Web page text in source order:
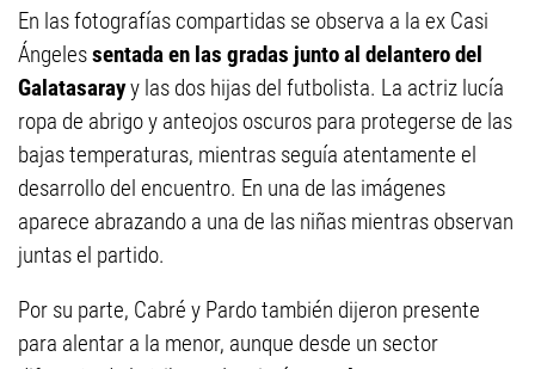
En las fotografías compartidas se observa a la ex Casi
Ángelessentada en las gradas junto al delantero del
Galatasarayy las dos hijas del futbolista. La actriz lucía
ropa de abrigo y anteojos oscuros para protegerse de las
bajas temperaturas, mientras seguía atentamente el
desarrollo del encuentro. En una de las imágenes
aparece abrazando a una de las niñas mientras observan
juntas el partido.
Por su parte, Cabré y Pardo también dijeron presente
para alentar a la menor, aunque desde un sector